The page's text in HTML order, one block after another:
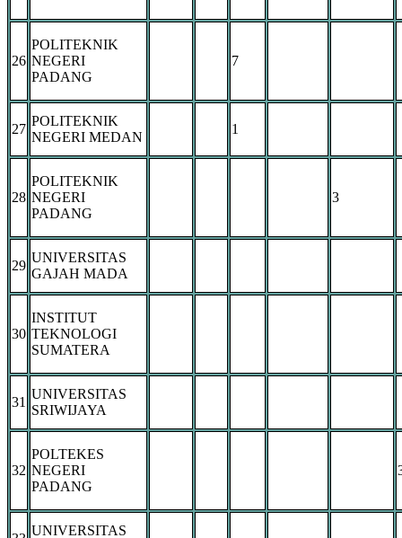
26
POLITEKNIK
NEGERI
PADANG
7
27
POLITEKNIK
NEGERI MEDAN
1
28
POLITEKNIK
NEGERI
PADANG
3
29
UNIVERSITAS
GAJAH MADA
30
INSTITUT
TEKNOLOGI
SUMATERA
31
UNIVERSITAS
SRIWIJAYA
32
POLTEKES
NEGERI
PADANG
UNIVERSITAS